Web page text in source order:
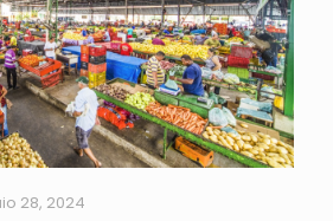
28, 2024